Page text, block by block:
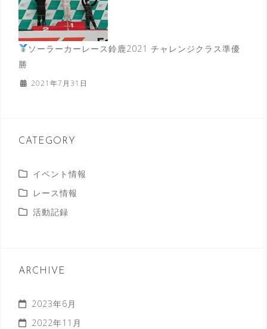
ソーラーカーレース鈴鹿2021 チャレンジクラス準優
勝
2021年7月31日
CATEGORY
イベント情報
レース情報
活動記録
ARCHIVE
2023年6月
2022年11月